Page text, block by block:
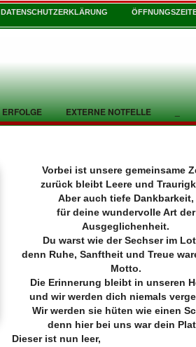
DATENSCHUTZERKLÄRUNG
ERFOLGE EXTERNE NOTFELLE _
Vorbei ist unsere gemeinsame
zurück bleibt Leere und
Aber auch tiefe Dankbarkeit,
für deine wundervolle Art der
Ausgeglichenheit.
Du warst wie der Sechser im
denn Ruhe, Sanftheit und Treue
Motto.
Die Erinnerung bleibt in unseren
und wir werden dich niemals
Wir werden sie hüten wie einen
denn hier bei uns war dein
Dieser ist nun leer,